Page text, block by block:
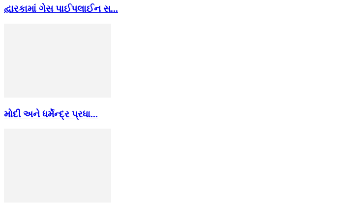
દ્વારકામાં ગેસ પાઈપલાઈન સ...
મોદી અને ધર્મેન્દ્ર પ્રધા...